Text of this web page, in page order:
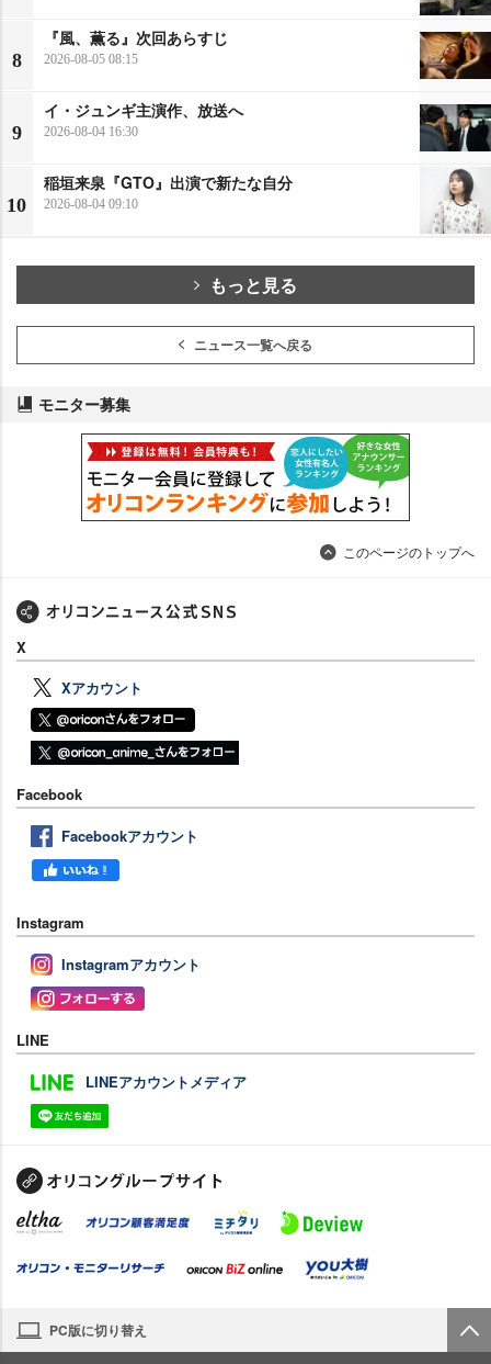
8
『風、薫る』次回あらすじ
2026-08-05 08:15
9
イ・ジュンギ主演作、放送へ
2026-08-04 16:30
10
稲垣来泉『GTO』出演で新たな自分
2026-08-04 09:10
もっと見る
ニュース一覧へ戻る
モニター募集
このページのトップへ
X
Xアカウント
Facebook
Facebookアカウント
Instagram
Instagramアカウント
LINE
LINEアカウントメディア
PC版に切り替え